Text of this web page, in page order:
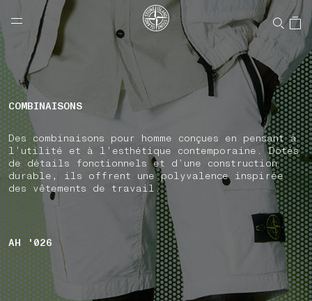
NAVIGATION.ARIA.GOTOMAINCONTENT
LABEL.SHOPPINGCOUNTRY CANADA
COMBINAISONS
Des combinaisons pour homme conçues en pensant à
l’utilité et à l’esthétique contemporaine. Dotés
de détails fonctionnels et d’une construction
durable, ils offrent une polyvalence inspirée
des vêtements de travail.
AH '026